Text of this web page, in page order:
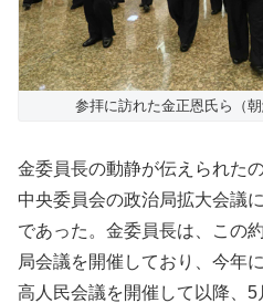
参拝に訪れた金正恩氏ら（
金委員長の動静が伝えられた
中央委員会の政治局拡大会議
であった。金委員長は、この
局会議を開催しており、今年
高人民会議を開催して以降、